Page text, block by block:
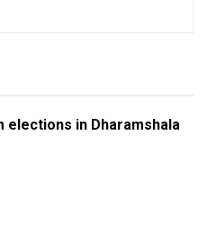
elections in Dharamshala